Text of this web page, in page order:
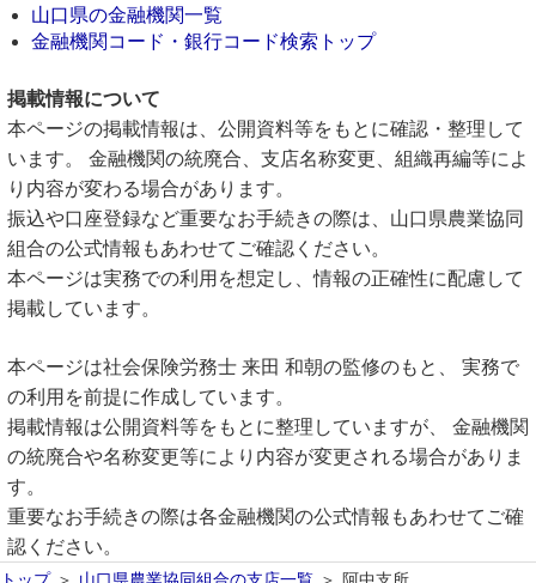
山口県の金融機関一覧
金融機関コード・銀行コード検索トップ
掲載情報について
本ページの掲載情報は、公開資料等をもとに確認・整理して
います。 金融機関の統廃合、支店名称変更、組織再編等によ
り内容が変わる場合があります。
振込や口座登録など重要なお手続きの際は、山口県農業協同
組合の公式情報もあわせてご確認ください。
本ページは実務での利用を想定し、情報の正確性に配慮して
掲載しています。
本ページは社会保険労務士 来田 和朝の監修のもと、 実務で
の利用を前提に作成しています。
掲載情報は公開資料等をもとに整理していますが、 金融機関
の統廃合や名称変更等により内容が変更される場合がありま
す。
重要なお手続きの際は各金融機関の公式情報もあわせてご確
認ください。